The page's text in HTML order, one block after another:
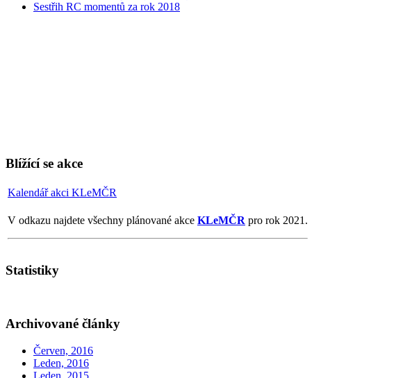
Sestřih RC momentů za rok 2018
Blížící se akce
Kalendář akci KLeMČR
V odkazu najdete všechny plánované akce KLeMČR pro rok 2021.
Statistiky
Archivované články
Červen, 2016
Leden, 2016
Leden, 2015